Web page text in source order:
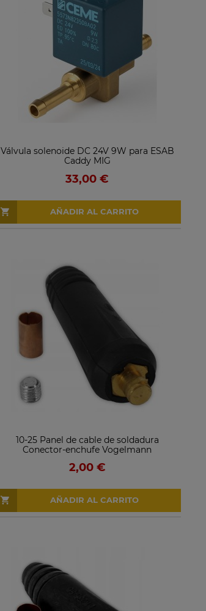
Válvula solenoide DC 24V 9W para ESAB
Caddy MIG
33,00 €
AÑADIR AL CARRITO
10-25 Panel de cable de soldadura
Conector-enchufe Vogelmann
2,00 €
AÑADIR AL CARRITO